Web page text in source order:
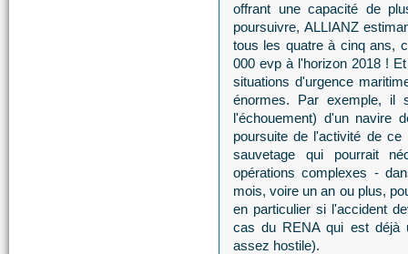
offrant une capacité de
poursuivre, ALLIANZ
tous les quatre à cinq ans,
000 evp à l'horizon 2018 !
situations d'urgence
énormes. Par exemple, il
l'échouement) d'un navire
poursuite de l'activité de
sauvetage qui pourrait
opérations complexes -
mois, voire un an ou plus,
en particulier si l'accident
cas du RENA qui est déjà
assez hostile).